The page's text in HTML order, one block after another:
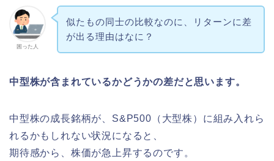
困った人
似たもの同士の比較なのに、リターンに差
が出る理由はなに？
中型株が含まれているかどうかの差だと思います。
中型株の成長銘柄が、S&P500（大型株）に組み入れら
れるかもしれない状況になると、
期待感から、株価が急上昇するのです。